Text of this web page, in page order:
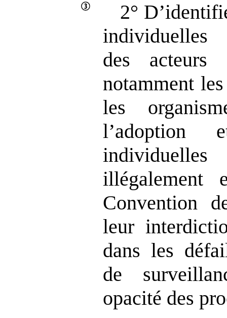
2°
individuelles
des acteurs
notamment
les
l’adoption
Convention
leur
dans les
de
opacité des